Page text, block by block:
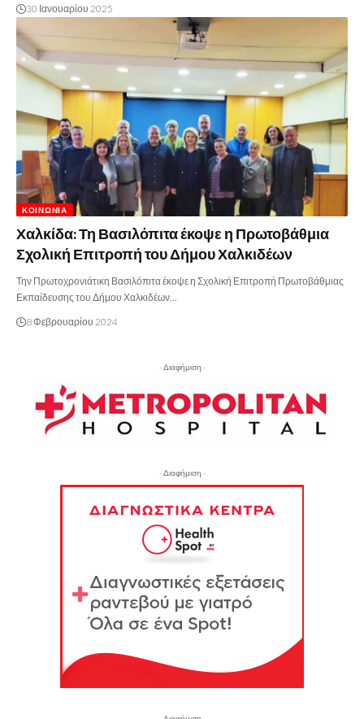
30 Ιανουαρίου 2025
ΚΟΙΝΩΝΊΑ
Χαλκίδα: Τη Βασιλόπιτα έκοψε η Πρωτοβάθμια
Σχολική Επιτροπή του Δήμου Χαλκιδέων
Την Πρωτοχρονιάτικη Βασιλόπιτα έκοψε η Σχολική Επιτροπή Πρωτοβάθμιας
Εκπαίδευσης του Δήμου Χαλκιδέων…
8 Φεβρουαρίου 2024
- Διαφήμιση -
- Διαφήμιση -